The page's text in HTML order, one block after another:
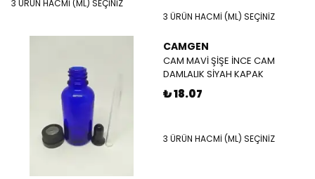
3 ÜRÜN HACMİ (ML) SEÇİNİZ
3 ÜRÜN HACMİ (ML) SEÇİNİZ
CAMGEN
CAM MAVİ ŞİŞE İNCE CAM
DAMLALIK SİYAH KAPAK
₺ 18.07
3 ÜRÜN HACMİ (ML) SEÇİNİZ